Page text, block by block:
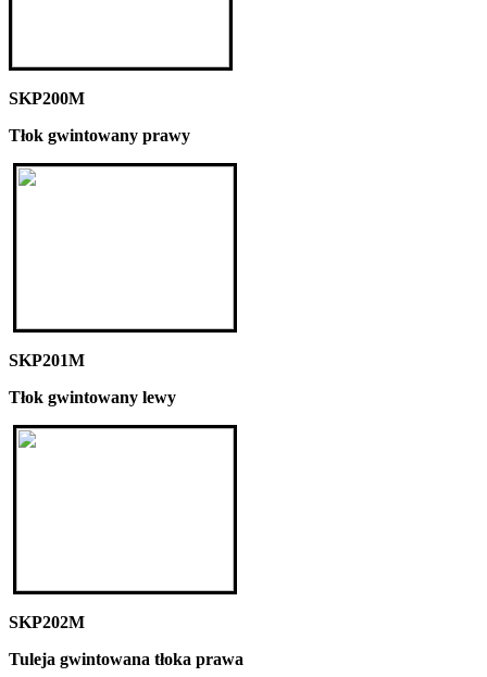
SKP200M
Tłok gwintowany prawy
SKP201M
Tłok gwintowany lewy
SKP202M
Tuleja gwintowana tłoka prawa